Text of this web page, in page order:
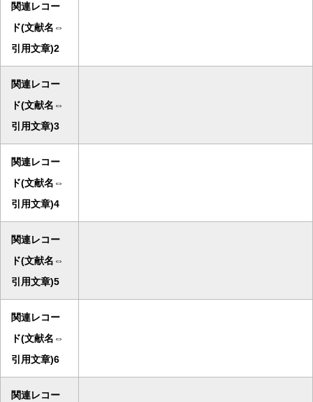
関連レコー
ド(文献名⇔
引用文章)2
関連レコー
ド(文献名⇔
引用文章)3
関連レコー
ド(文献名⇔
引用文章)4
関連レコー
ド(文献名⇔
引用文章)5
関連レコー
ド(文献名⇔
引用文章)6
関連レコー